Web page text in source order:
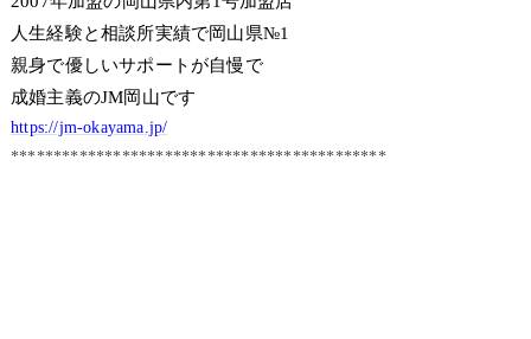
人生経験と相談所実績で岡山県№1
親身で優しいサポートが自慢で
成婚主義のJM岡山です
https://jm-okayama.jp/
********************************************